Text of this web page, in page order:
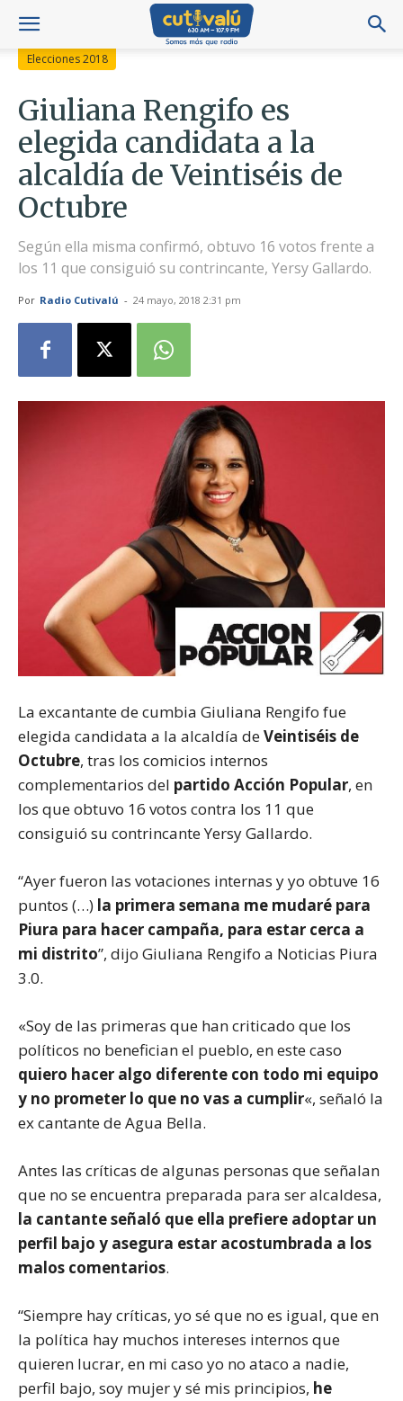
Elecciones 2018
Giuliana Rengifo es
elegida candidata a la
alcaldía de Veintiséis de
Octubre
Según ella misma confirmó, obtuvo 16 votos frente a
los 11 que consiguió su contrincante, Yersy Gallardo.
Por Radio Cutivalú - 24 mayo, 2018 2:31 pm
La excantante de cumbia Giuliana Rengifo fue
elegida candidata a la alcaldía deVeintiséis de
Octubre, tras los comicios internos
complementarios del partido Acción Popular, en
los que obtuvo 16 votos contra los 11 que
consiguió su contrincante Yersy Gallardo.
“Ayer fueron las votaciones internas y yo obtuve 16
puntos (…) la primera semana me mudaré para
Piura para hacer campaña, para estar cerca a
mi distrito”, dijo Giuliana Rengifo a Noticias Piura
3.0.
«Soy de las primeras que han criticado que los
políticos no benefician el pueblo, en este caso
quiero hacer algo diferente con todo mi equipo
y no prometer lo que no vas a cumplir«, señaló la
ex cantante de Agua Bella.
Antes las críticas de algunas personas que señalan
que no se encuentra preparada para ser alcaldesa,
la cantante señaló que ella prefiere adoptar un
perfil bajo y asegura estar acostumbrada a los
malos comentarios.
“Siempre hay críticas, yo sé que no es igual, que en
la política hay muchos intereses internos que
quieren lucrar, en mi caso yo no ataco a nadie,
perfil bajo, soy mujer y sé mis principios, he